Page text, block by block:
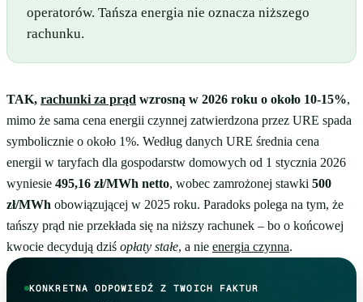
operatorów. Tańsza energia nie oznacza niższego
rachunku.
TAK, rachunki za prąd wzrosną w 2026 roku o około 10-15%,
mimo że sama cena energii czynnej zatwierdzona przez URE spada
symbolicznie o około 1%. Według danych URE średnia cena
energii w taryfach dla gospodarstw domowych od 1 stycznia 2026
wyniesie 495,16 zł/MWh netto, wobec zamrożonej stawki 500
zł/MWh obowiązującej w 2025 roku. Paradoks polega na tym, że
tańszy prąd nie przekłada się na niższy rachunek – bo o końcowej
kwocie decydują dziś opłaty stałe, a nie energia czynna.
KONKRETNA ODPOWIEDŹ Z TWOICH FAKTUR